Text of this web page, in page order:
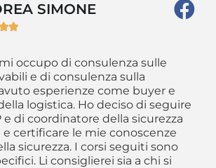
SIMONE

occupo di consulenza sulle
e di consulenza sulla
esperienze come buyer e
logistica. Ho deciso di seguire
e di coordinatore della sicurezza
certificare le mie conoscenze
sicurezza. I corsi seguiti sono
Li consiglierei sia a chi si